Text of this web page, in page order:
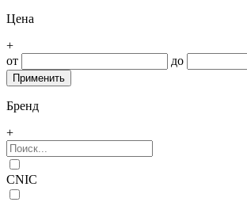
Цена
+
от
до
Бренд
+
CNIC